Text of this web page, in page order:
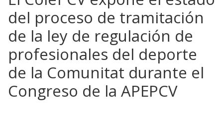
del proceso de tramitación
de la ley de regulación de
profesionales del deporte
de la Comunitat durante el
Congreso de la APEPCV